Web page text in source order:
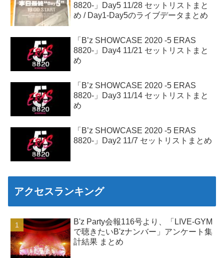
8820-」Day5 11/28 セットリストまと
め / Day1-Day5のライブデータまとめ
「B’z SHOWCASE 2020 -5 ERAS
8820-」Day4 11/21 セットリストまと
め
「B’z SHOWCASE 2020 -5 ERAS
8820-」Day3 11/14 セットリストまと
め
「B’z SHOWCASE 2020 -5 ERAS
8820-」Day2 11/7 セットリストまとめ
アクセスランキング
B'z Party会報116号より、「LIVE-GYM
で聴きたいB'zナンバー」アンケート集
計結果 まとめ